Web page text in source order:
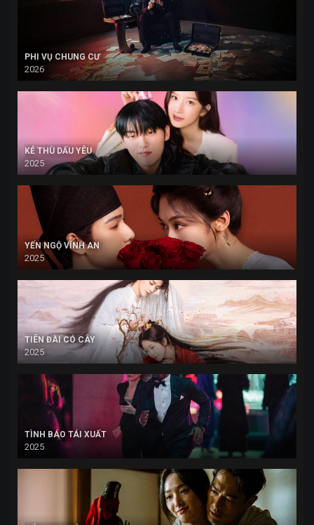
PHI VỤ CHUNG CƯ
2026
KẺ THÙ DẤU YÊU
2025
YẾN NGỘ VĨNH AN
2025
TIÊN ĐÀI CÓ CÂY
2025
TÌNH BÁO TÁI XUẤT
2025